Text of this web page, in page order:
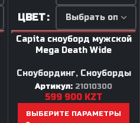
ЦВЕТ
Capita сноуборд мужской
Mega Death Wide
Сноубординг, Сноуборды
Артикул: 21010300
599 900 KZT
ВЫБЕРИТЕ ПАРАМЕТРЫ